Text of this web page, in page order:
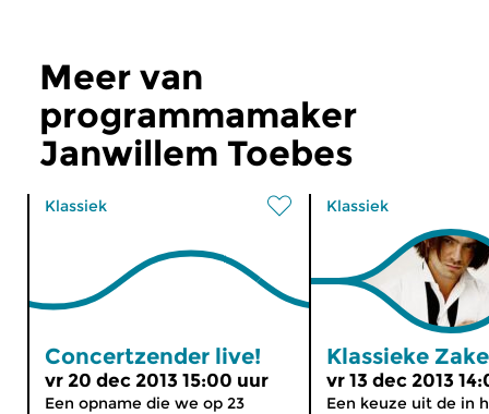
Meer van
programmamaker
Janwillem Toebes
Klassiek
Concertzender live!
vr 20 dec 2013 15:00 uur
Een opname die we op 23
Klassiek
Klassieke
vr 13 dec 2013
Een keuze uit de in